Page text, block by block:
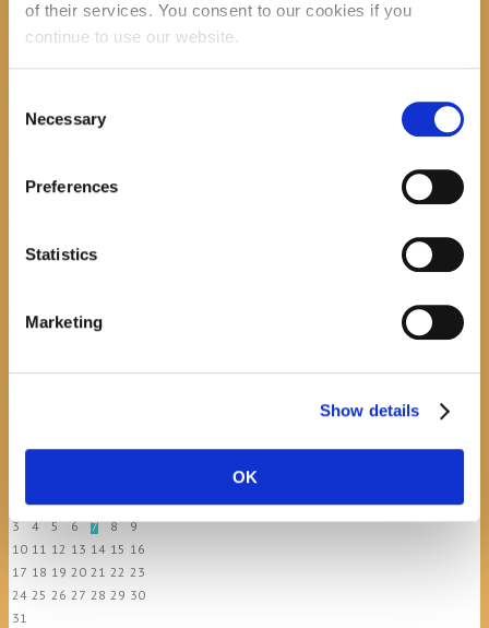
of their services. You consent to our cookies if you
continue to use our website.
Selection
Necessary
Preferences
Statistics
Marketing
Show details
OK
Promocija zbirke pjesama "Iz staračkog domau Makarskoj"-poshumno
Javni natječaj za imenovanje ravnatelja/ravnateljice Općinske knjižnice
Hrvatska sloga Gradac
April 20, 2026 0
1
2
3
4 5 6 7 8
9
10 11 12 13 14 15 16
17 18 19 20 21 22 23
24 25 26 27 28 29 30
31